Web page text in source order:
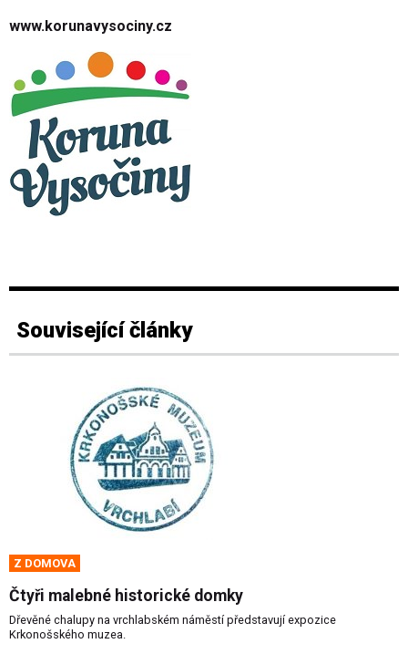
www.korunavysociny.cz
Související články
Z DOMOVA
Čtyři malebné historické domky
Dřevěné chalupy na vrchlabském náměstí představují expozice
Krkonošského muzea.